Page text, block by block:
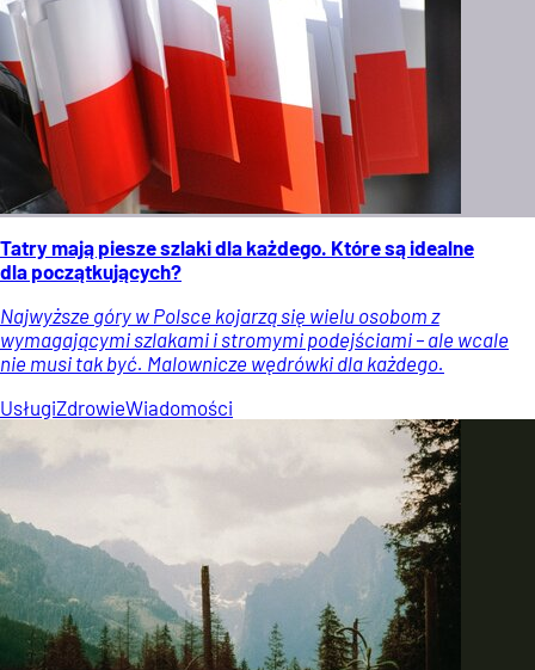
Tatry mają piesze szlaki dla każdego. Które są idealne
dla początkujących?
Najwyższe góry w Polsce kojarzą się wielu osobom z
wymagającymi szlakami i stromymi podejściami – ale wcale
nie musi tak być. Malownicze wędrówki dla każdego.
UsługiZdrowieWiadomości